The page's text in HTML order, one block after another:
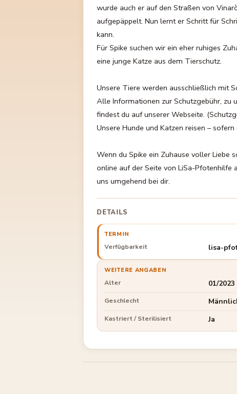
wurde auch er auf den Straßen von
aufgepäppelt. Nun lernt er Schritt für
kann.
Für Spike suchen wir ein eher ruhiges
eine junge Katze aus dem Tierschutz.
Unsere Tiere werden ausschließlich mit
Alle Informationen zur Schutzgebühr, zu
findest du auf unserer Webseite.
Unsere Hunde und Katzen reisen –
Wenn du Spike ein Zuhause voller Liebe
online auf der Seite von LiSa-Pfotenhilfe
uns umgehend bei dir.
DETAILS
TERMIN
Verfügbarkeit lisa-
WEITERE ANGABEN
Alter 01/2023
Geschlecht
Kastriert / Sterilisiert Ja